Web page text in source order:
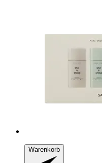
Warenkorb